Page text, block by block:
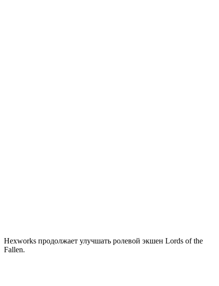
Hexworks продолжает улучшать ролевой экшен Lords of the
Fallen.